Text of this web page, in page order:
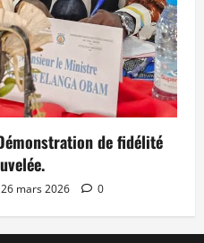
de fidélité
26 mars 2026 0